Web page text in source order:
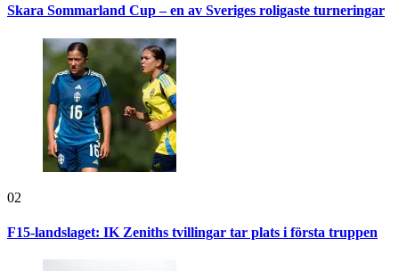
Skara Sommarland Cup – en av Sveriges roligaste turneringar
02
F15-landslaget: IK Zeniths tvillingar tar plats i första truppen